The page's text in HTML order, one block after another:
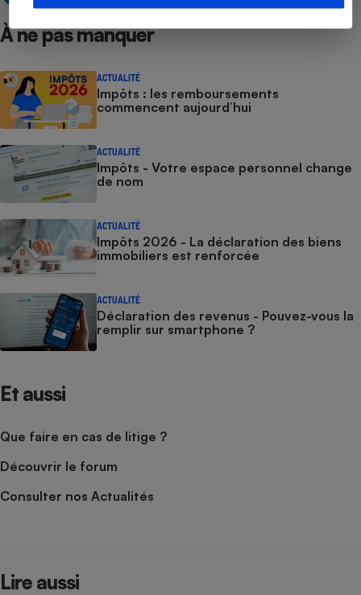
À ne pas manquer
ACTUALITÉ
Impôts : les remboursements
commencent aujourd’hui
ACTUALITÉ
Impôts - Votre espace personnel change
de nom
ACTUALITÉ
Impôts 2026 - La déclaration des biens
immobiliers est renforcée
ACTUALITÉ
Déclaration des revenus - Pouvez-vous la
remplir sur smartphone ?
Et aussi
Que faire en cas de litige ?
Découvrir le forum
Consulter nos Actualités
Lire aussi